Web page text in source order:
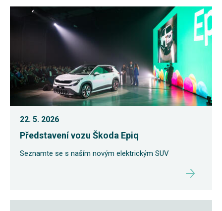
22. 5. 2026
Představení vozu Škoda Epiq
Seznamte se s naším novým elektrickým SUV